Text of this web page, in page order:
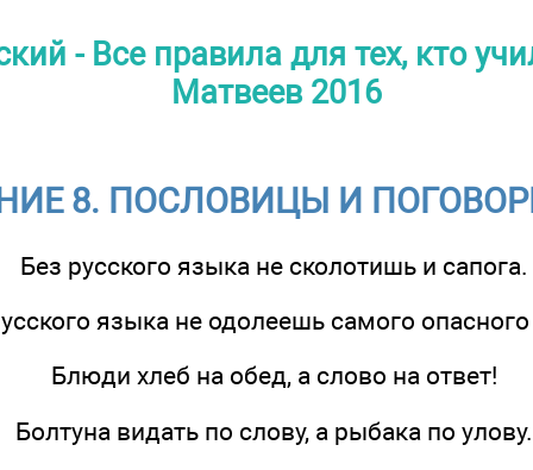
- Все правила для тех, кто
Матвеев 2016
8. ПОСЛОВИЦЫ И
Без русского языка не сколотишь и сапога.
языка не одолеешь самого опасного
Блюди хлеб на обед, а слово на ответ!
Болтуна видать по слову, а рыбака по улову.